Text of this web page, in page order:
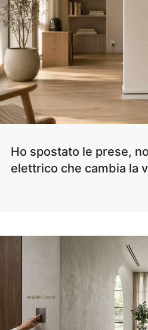
Ho spostato le prese,
elettrico che cambia la